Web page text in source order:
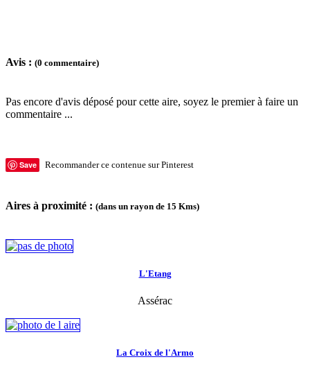
Avis : (0 commentaire)
Pas encore d'avis déposé pour cette aire, soyez le premier à faire un
commentaire ...
Save Recommander ce contenue sur Pinterest
Aires à proximité : (dans un rayon de 15 Kms)
L'Etang
Assérac
La Croix de l'Armo